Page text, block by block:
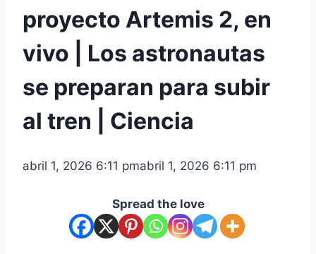
proyecto Artemis 2, en
vivo | Los astronautas
se preparan para subir
al tren | Ciencia
abril 1, 2026 6:11 pmabril 1, 2026 6:11 pm
Spread the love